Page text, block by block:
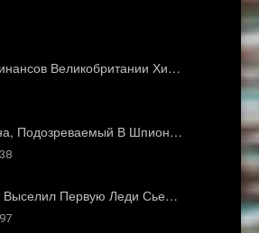
Великобритании Хи…
Подозреваемый В Шпион…
Выселил Первую Леди Сье…